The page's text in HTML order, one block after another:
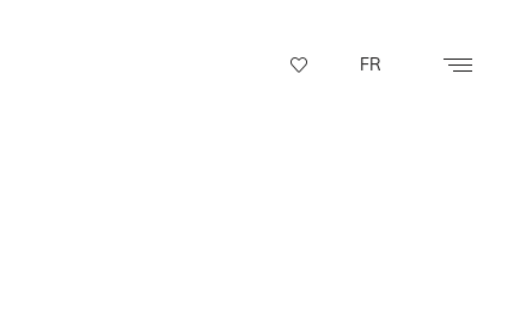
FR